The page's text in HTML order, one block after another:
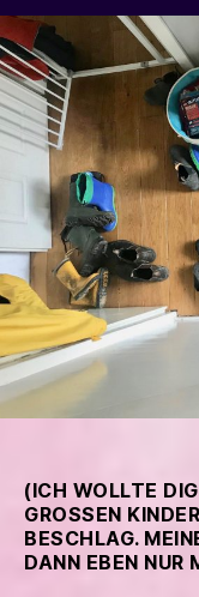
(ICH WOLLTE
GROSSEN
ESCHLAG.
ANN EBEN NUR